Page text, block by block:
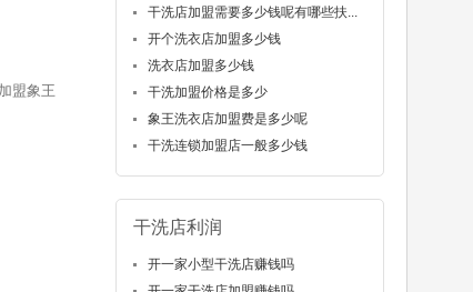
盟象王
干洗店加盟需要多少钱呢有哪些扶...
开个洗衣店加盟多少钱
洗衣店加盟多少钱
干洗加盟价格是多少
象王洗衣店加盟费是多少呢
干洗连锁加盟店一般多少钱
干洗店利润
开一家小型干洗店赚钱吗